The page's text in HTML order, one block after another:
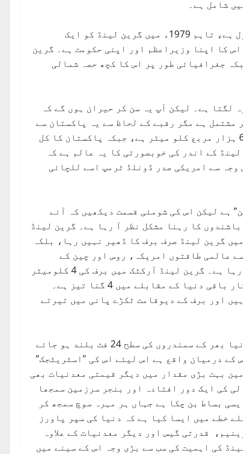
شامل ہے۔
اس جزیرے پر 14ویں صدی سے ڈنمارک کا کنٹرول ہے، تاہم 1979ء میں گرین لینڈ کو ایک
کا اپنا وزیراعظم اور اپنی حکومت ہے۔ گرین
جغرافیائی طور پر اس کا کچھ حصہ شمالی
لگتا ہے۔ لیکن آپ یہ سن کر حیران ہوں گے کہ
صرف 57 ہزار نفوس پر مشتمل ہے مگر رقبے کے لحاظ سے یہ پاکستان سے
بھی 3 گنا بڑا ملک ہے، جس کا رقبہ 21 لاکھ 66 ہزار مربع کلو میٹر ہے، جبکہ پاکستان کا کل
گرین لینڈ کے اندر کی خوبصورتی کا یہ عالم ہے کہ
سے امریکی صدر ڈونلڈ ٹرمپ اسے للچائی
ہے لیکن اس کی شومئی قسمت دیکھیں کہ آنے
کا رہنا مشکل نظر آ رہا ہے۔ گرین لینڈ
گرین لینڈ صرف برف کا ڈھیر نہیں رہا، بلکہ
عالمی طاقتوں امریکہ، روس اور چین کے
درمیان ایک "نئی سرد جنگ” کا مرکز بنتا جا رہا ہے۔ گرین لینڈ آرکٹک میں برف کی 4 کلومیٹر
موٹی تہیں ہیں اور وہاں برف پگھلنے کی رفتار باقی دنیا کے مقابلے میں 4 گنا تیز ہے۔
اور برف کے دیوقامت ٹکڑے پانی میں تیرتے
اگر گرین لینڈ کی تمام برف پگھل جائے تو دنیا بھر کے سمندروں کی سطح 24 فٹ بلند ہو جائے
درمیان واقع ہے اس لیئے اس کی "اسٹریٹجک”
بہت بڑی مقدار میں دیگر قیمتی معدنیات بھی
کی ایک دور افتادہ اور بنجر سرزمین سمجھا
بساط بن چکا ہے جہاں ہر مہرہ سوچ سمجھ کر
خطے میں ایسا کیا ہے کہ دنیا کی سپر پاورز
قدرتی گیس اور دیگر معدنیات کے علاوہ
کی اہمیت کی سب سے بڑی وجہ اس کے سینے میں